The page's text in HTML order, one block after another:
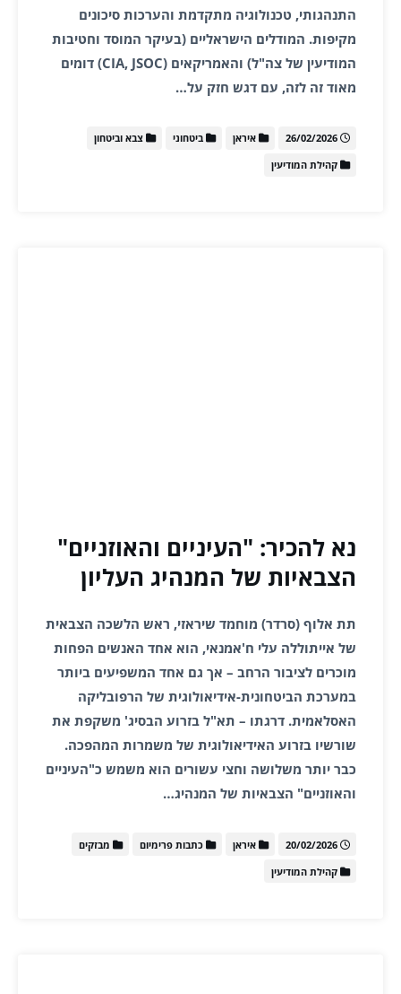
התנהגותי, טכנולוגיה מתקדמת והערכות סיכונים
מקיפות. המודלים הישראליים (בעיקר המוסד וחטיבות
המודיעין של צה"ל) והאמריקאים (CIA, JSOC) דומים
מאוד זה לזה, עם דגש חזק על…
26/02/2026 איראן ביטחוני
צבא וביטחון
קהילת המודיעין
נא להכיר: "העיניים והאוזניים"
הצבאיות של המנהיג העליון
תת אלוף (סרדר) מוחמד שיראזי, ראש הלשכה הצבאית
של אייתוללה עלי ח'אמנאי, הוא אחד האנשים הפחות
מוכרים לציבור הרחב – אך גם אחד המשפיעים ביותר
במערכת הביטחונית-אידיאולוגית של הרפובליקה
האסלאמית. דרגתו – תא"ל בזרוע הבסיג' משקפת את
שורשיו בזרוע האידיאולוגית של משמרות המהפכה.
כבר יותר משלושה וחצי עשורים הוא משמש כ"העיניים
והאוזניים" הצבאיות של המנהיג…
20/02/2026 איראן כתבות פרימיום
מבזקים
קהילת המודיעין